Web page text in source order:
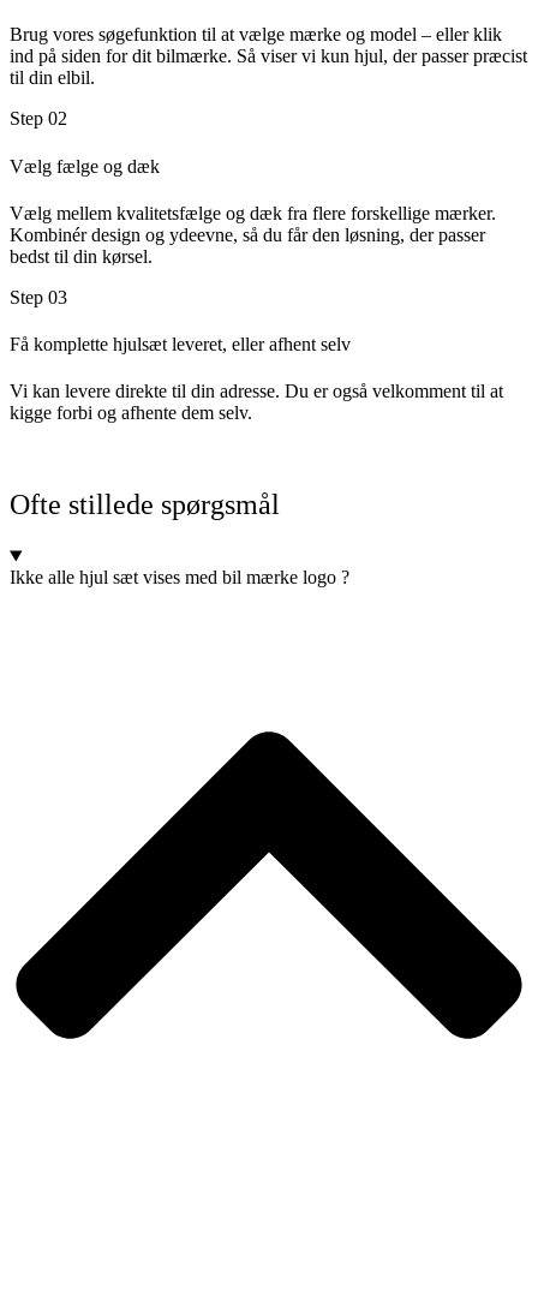
Brug vores søgefunktion til at vælge mærke og model – eller klik
ind på siden for dit bilmærke. Så viser vi kun hjul, der passer præcist
til din elbil.
Step 02
Vælg fælge og dæk
Vælg mellem kvalitetsfælge og dæk fra flere forskellige mærker.
Kombinér design og ydeevne, så du får den løsning, der passer
bedst til din kørsel.
Step 03
Få komplette hjulsæt leveret, eller afhent selv
Vi kan levere direkte til din adresse. Du er også velkomment til at
kigge forbi og afhente dem selv.
Ofte stillede spørgsmål
Ikke alle hjul sæt vises med bil mærke logo ?